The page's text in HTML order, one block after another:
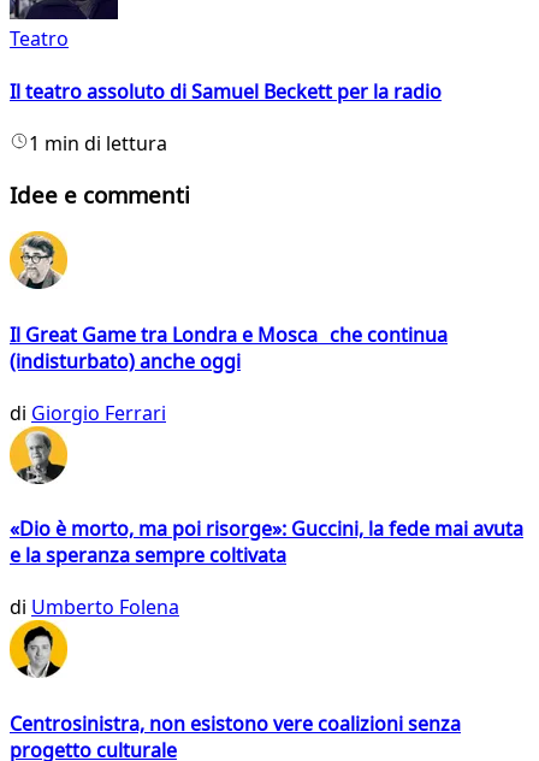
Teatro
Il teatro assoluto di Samuel Beckett per la radio
1 min di lettura
Idee e commenti
Il Great Game tra Londra e Mosca che continua
(indisturbato) anche oggi
di Giorgio Ferrari
«Dio è morto, ma poi risorge»: Guccini, la fede mai avuta
e la speranza sempre coltivata
di Umberto Folena
Centrosinistra, non esistono vere coalizioni senza
progetto culturale